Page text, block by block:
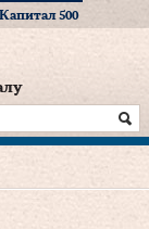
Капитал 500